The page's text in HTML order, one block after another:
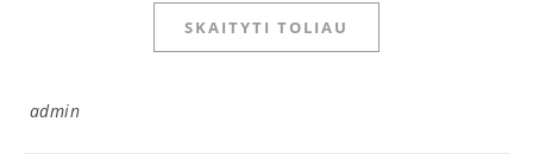
SKAITYTI TOLIAU
admin